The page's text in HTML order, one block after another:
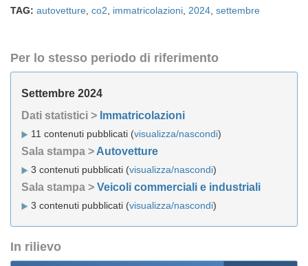
TAG: autovetture co2 immatricolazioni 2024 settembre
Per lo stesso periodo di riferimento
Settembre 2024
Dati statistici > Immatricolazioni
11 contenuti pubblicati (visualizza/nascondi)
Sala stampa > Autovetture
3 contenuti pubblicati (visualizza/nascondi)
Sala stampa > Veicoli commerciali e industriali
3 contenuti pubblicati (visualizza/nascondi)
In rilievo